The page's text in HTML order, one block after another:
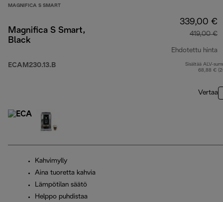
MAGNIFICA S SMART
Magnifica S Smart,
Black
ECAM230.13.B
339,00 €
419,00 €
Ehdotettu hinta
Sisältää ALV-
68,88 €
Vertaa
Kahvimylly
Aina tuoretta kahvia
Lämpötilan säätö
Helppo puhdistaa